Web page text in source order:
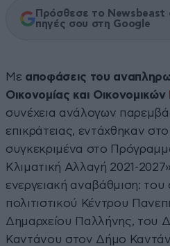
Πρόσθεσε το Newsbeast
πηγές σου στη Google
Με αποφάσεις του
Οικονομίας και Οικονομικών
συνέχεια ανάλογων
επικράτειας, εντάχθηκαν
συγκεκριμένα στο
Κλιματική Αλλαγή 2021-
ενεργειακή αναβάθμιση: του
πολιτιστικού Κέντρου
Δημαρχείου Παλλήνης, του
Καντάνου στον Δήμο